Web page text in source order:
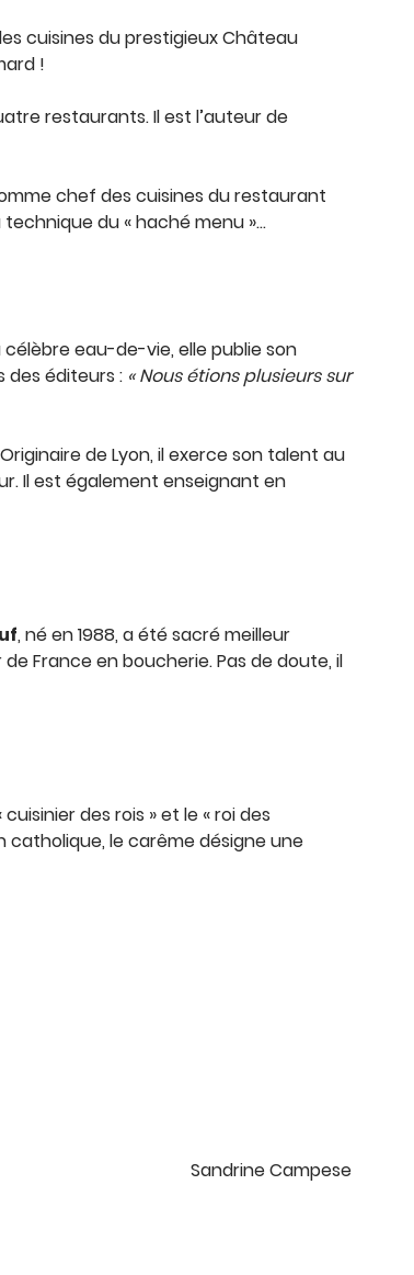
cuisines du prestigieux Château
!
restaurants. Il est l’auteur de
chef des cuisines du restaurant
technique du « haché menu »…
eau-de-vie, elle publie son
des éditeurs : « Nous étions plusieurs sur
de Lyon, il exerce son talent au
Il est également enseignant en
, né en 1988, a été sacré meilleur
France en boucherie. Pas de doute, il
des rois » et le « roi des
catholique, le carême désigne une
Sandrine Campese